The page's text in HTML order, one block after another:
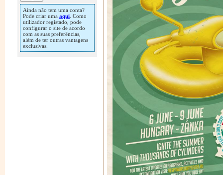
Ainda não tem uma conta?
Pode criar uma aqui . Como
utilizador registado, pode
configurar o site de acordo
com as suas preferências,
além de ter outras vantagens
exclusivas.